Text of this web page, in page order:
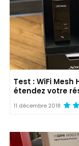
Test : WiFi Mesh
étendez votre
11 décembre 2018